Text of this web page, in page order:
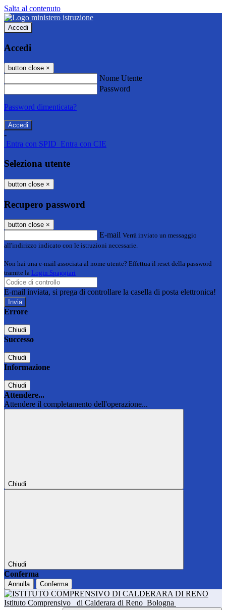
Salta al contenuto
Accedi
Accedi
button close ×
Nome Utente
Password
Password dimenticata?
-
Entra con SPID Entra con CIE
Seleziona utente
button close ×
Recupero password
button close ×
E-mail Verrà inviato un messaggio
all'indirizzo indicato con le istruzioni necessarie.
Non hai una e-mail associata al nome utente? Effettua il reset della password
tramite la Login Spaggiari
E-mail inviata, si prega di controllare la casella di posta elettronica!
Errore
Chiudi
Successo
Chiudi
Informazione
Chiudi
Attendere...
Attendere il completamento dell'operazione...
Chiudi
Chiudi
Conferma
Annulla Conferma
Istituto Comprensivo di Calderara di Reno Bologna